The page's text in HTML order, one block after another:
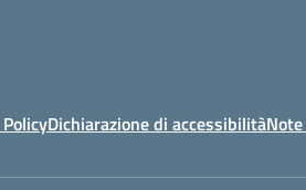
Dichiarazione di accessibilità